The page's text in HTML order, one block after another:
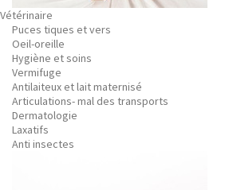
Vétérinaire
Puces tiques et vers
Oeil-oreille
Hygiène et soins
Vermifuge
Antilaiteux et lait maternisé
Articulations- mal des transports
Dermatologie
Laxatifs
Anti insectes